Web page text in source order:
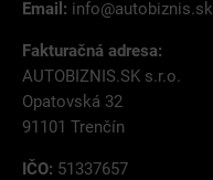
Email: info@autobiznis.sk
Fakturačná adresa:
AUTOBIZNIS.SK s.r.o.
Opatovská 32
91101 Trenčín
IČO: 51337657